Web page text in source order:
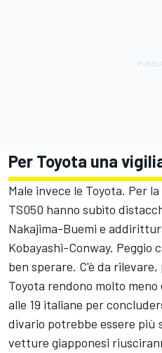
Per Toyota una
Male invece le Toyota. Per
TS050 hanno subìto
Nakajima-Buemi e
Kobayashi-Conway. Peggio
ben sperare. C'è da
Toyota rendono molto
alle 19 italiane per
divario potrebbe essere
vetture giapponesi